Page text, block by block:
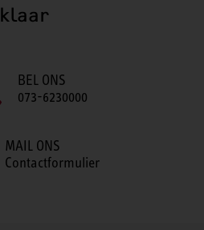
klaar
BEL ONS
073-6230000
MAIL ONS
Contactformulier